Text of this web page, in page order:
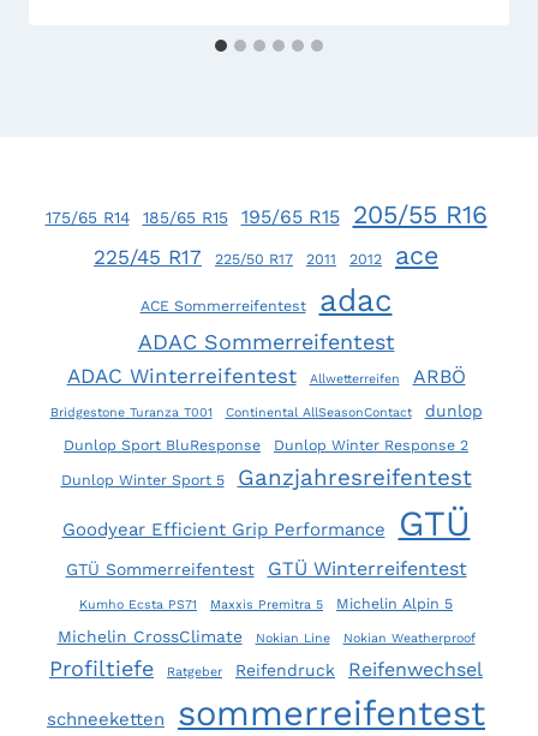
175/65 R14 185/65 R15 195/65 R15 205/55 R16
225/45 R17 225/50 R17 2011 2012 ace
ACE Sommerreifentest adac
ADAC Sommerreifentest
ADAC Winterreifentest Allwetterreifen ARBÖ
Bridgestone Turanza T001 Continental AllSeasonContact dunlop
Dunlop Sport BluResponse
Dunlop Winter Response 2
Dunlop Winter Sport 5
Ganzjahresreifentest
Goodyear Efficient Grip Performance GTÜ
GTÜ Sommerreifentest GTÜ Winterreifentest
Kumho Ecsta PS71 Maxxis Premitra 5 Michelin Alpin 5
Michelin CrossClimate Nokian Line Nokian Weatherproof
Profiltiefe Ratgeber Reifendruck Reifenwechsel
schneeketten sommerreifentest